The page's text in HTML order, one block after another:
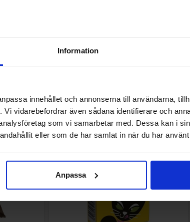
Information
innehållet och annonserna till användarna,
vidarebefordrar även sådana identifierare och
som vi samarbetar med. Dessa kan i
eller som de har samlat in när du har
Anpassa